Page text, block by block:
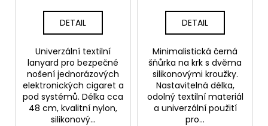
DETAIL
Univerzální textilní
lanyard pro bezpečné
nošení jednorázových
elektronických cigaret a
pod systémů. Délka cca
48 cm, kvalitní nylon,
silikonový...
DETAIL
Minimalistická černá
šňůrka na krk s dvěma
silikonovými kroužky.
Nastavitelná délka,
odolný textilní materiál
a univerzální použití
pro...